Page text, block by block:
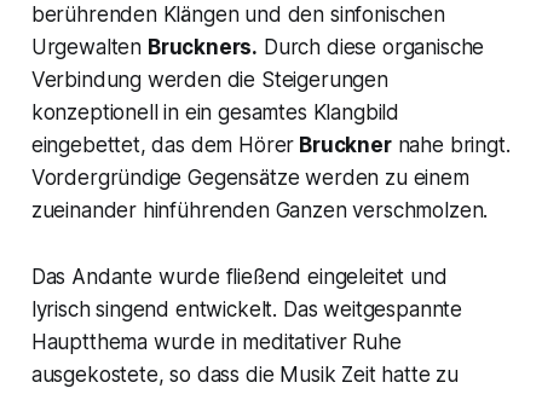
berührenden Klängen und den sinfonischen
Urgewalten Bruckners. Durch diese organische
Verbindung werden die Steigerungen
konzeptionell in ein gesamtes Klangbild
eingebettet, das dem Hörer Brucknernahe bringt.
Vordergründige Gegensätze werden zu einem
zueinander hinführenden Ganzen verschmolzen.
Das Andante wurde fließend eingeleitet und
lyrisch singend entwickelt. Das weitgespannte
Hauptthema wurde in meditativer Ruhe
ausgekostete, so dass die Musik Zeit hatte zu